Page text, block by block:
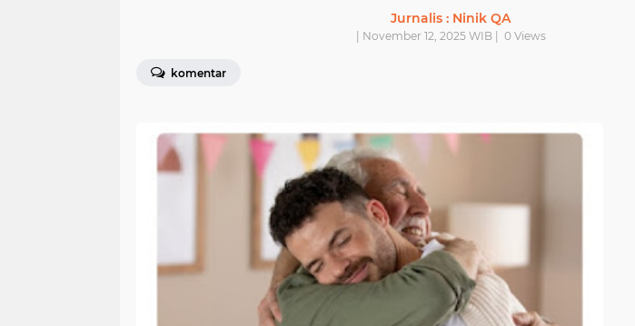
Jurnalis : Ninik QA
| November 12, 2025 WIB | 0Views
komentar